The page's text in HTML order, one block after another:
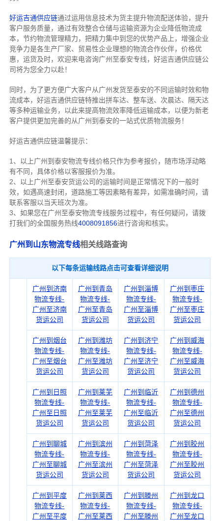
好运吉通供应链通过运用信息技术为货主提升物流配送体验，提升
客户服务质量，通过有效整合仓储与运输资源为企业降低物流成
本，节约物流管理精力，把精力集中到您的优势产品上，增强企业
竞争力是各生产厂家、贸易性企业理想的物流合作伙伴，价格优
惠，运货及时，欢迎来电咨询广州至泰安专线，好运吉通供应链公
司将为您全力以赴！
同时，为了更方便广大客户从广州发货至泰安的不同运输时效和物
流成本，好运吉通供应链特推出拼车达、整车送、次晨达、隔天达
等多种运输业务，以此来提高物流效率降低运输成本，以便为新老
客户提供更加完善的从广州到泰安的一站式优质物流服务！
好运吉通供应链温馨提示：
1、以上广州到泰安物流专线价格只作为参考报价，随市场浮动略
有不同，具体价格以客服报价为准。
2、以上广州 至泰安货运公司的运输时间是正常情况下的一般时
效，如遇高速封闭，道路施工等因素略有差异，如需准确时间，请
联系客服以当天班次为准。
3、如果您在广州 至泰安物流专线服务过程中，有任何疑问，请拨
打我们的全国服务热线4008091856进行咨询和核实。
广州到山东物流专线相关线路查询
以下每条运输线路点击可查看详细说明
广州到济南
物流专线-
广州至济南
货运公司
广州到青岛
物流专线-
广州至青岛
货运公司
广州到淄博
物流专线-
广州至淄博
货运公司
广州到枣庄
物流专线-
广州至枣庄
货运公司
广州到烟台
物流专线-
广州至烟台
货运公司
广州到潍坊
物流专线-
广州至潍坊
货运公司
广州到济宁
物流专线-
广州至济宁
货运公司
广州到威海
物流专线-
广州至威海
货运公司
广州到日照
物流专线-
广州至日照
货运公司
广州到莱芜
物流专线-
广州至莱芜
货运公司
广州到临沂
物流专线-
广州至临沂
货运公司
广州到德州
物流专线-
广州至德州
货运公司
广州到聊城
物流专线-
广州至聊城
货运公司
广州到滨州
物流专线-
广州至滨州
货运公司
广州到菏泽
物流专线-
广州至菏泽
货运公司
广州到胶州
物流专线-
广州至胶州
货运公司
广州到平度
物流专线-
广州至平度
广州到莱西
物流专线-
广州至莱西
广州到滕州
物流专线-
广州至滕州
广州到龙口
物流专线-
广州至龙口